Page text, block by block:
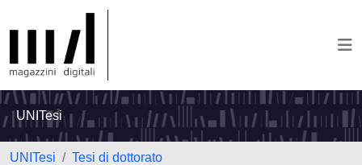
UNITesi
UNITesi
Tesi di dottorato